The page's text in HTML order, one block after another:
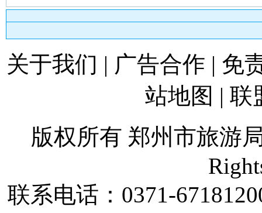
关于我们 | 广告合作 | 免
站地图 | 联
版权所有 郑州市旅游
联系电话： 0371-